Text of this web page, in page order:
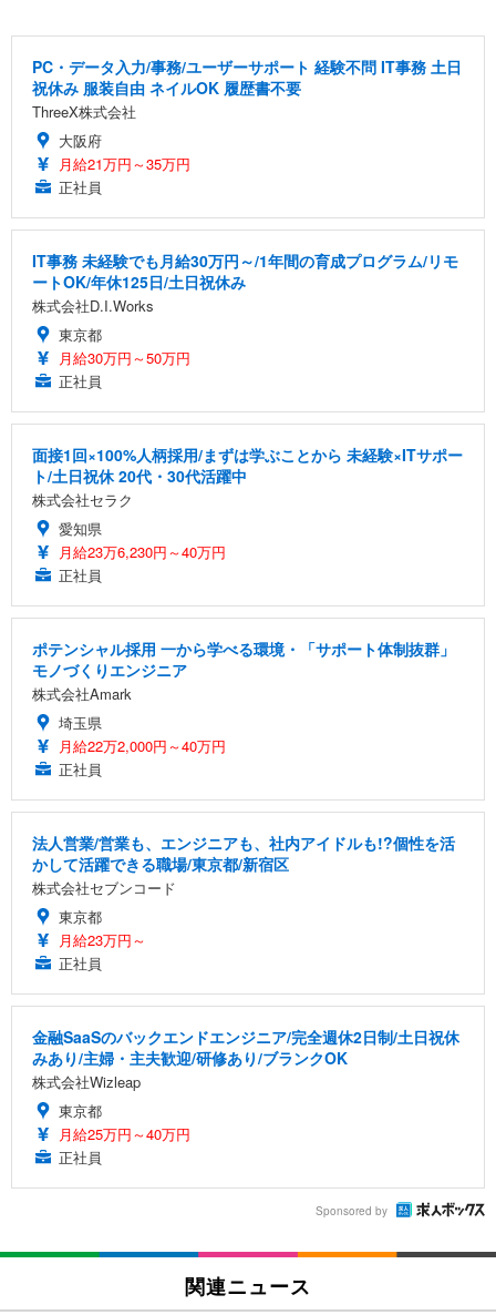
PC・データ入力/事務/ユーザーサポート 経験不問 IT事務 土日
祝休み 服装自由 ネイルOK 履歴書不要
ThreeX株式会社
大阪府
月給21万円～35万円
正社員
IT事務 未経験でも月給30万円～/1年間の育成プログラム/リモ
ートOK/年休125日/土日祝休み
株式会社D.I.Works
東京都
月給30万円～50万円
正社員
面接1回×100%人柄採用/まずは学ぶことから 未経験×ITサポー
ト/土日祝休 20代・30代活躍中
株式会社セラク
愛知県
月給23万6,230円～40万円
正社員
ポテンシャル採用 一から学べる環境・「サポート体制抜群」
モノづくりエンジニア
株式会社Amark
埼玉県
月給22万2,000円～40万円
正社員
法人営業/営業も、エンジニアも、社内アイドルも!?個性を活
かして活躍できる職場/東京都/新宿区
株式会社セブンコード
東京都
月給23万円～
正社員
金融SaaSのバックエンドエンジニア/完全週休2日制/土日祝休
みあり/主婦・主夫歓迎/研修あり/ブランクOK
株式会社Wizleap
東京都
月給25万円～40万円
正社員
Sponsored by
関連ニュース